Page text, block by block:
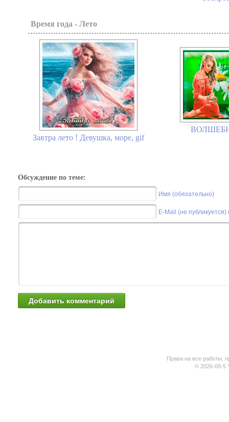
Время года - Лето
Завтра лето ! Девушка, море, gif
Обсуждение по теме:
Имя (обязательно)
E-Mail (не
Права на все работы,
© 2026-08-5